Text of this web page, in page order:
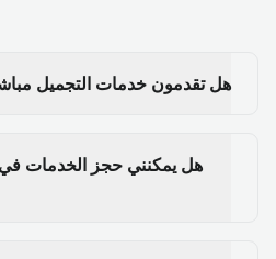
هل تقدمون خدمات التجميل
هل يمكنني حجز الخدمات في